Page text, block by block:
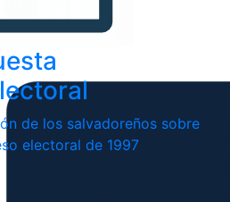
de los salvadoreños sobre
electoral de 1997